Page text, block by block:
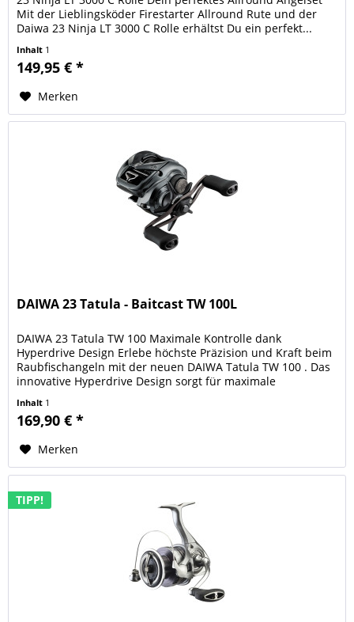
Mit der Lieblingsköder Firestarter Allround Rute und der
Daiwa 23 Ninja LT 3000 C Rolle erhältst Du ein perfekt...
Inhalt 1
149,95 € *
Merken
DAIWA 23 Tatula - Baitcast TW 100L
DAIWA 23 Tatula TW 100 Maximale Kontrolle dank
Hyperdrive Design Erlebe höchste Präzision und Kraft beim
Raubfischangeln mit der neuen DAIWA Tatula TW 100 . Das
innovative Hyperdrive Design sorgt für maximale
Inhalt 1
169,90 € *
Merken
TIPP!